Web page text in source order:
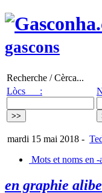
gascons
Recherche / Cèrca...
Lòcs :
mardi 15 mai 2018 -
Mots et noms en -
en graphie